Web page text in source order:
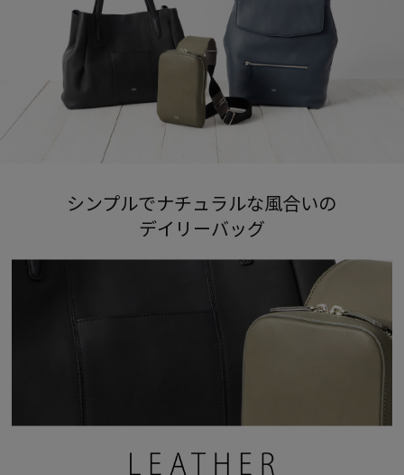
シンプルでナチュラルな風合いの
デイリーバッグ